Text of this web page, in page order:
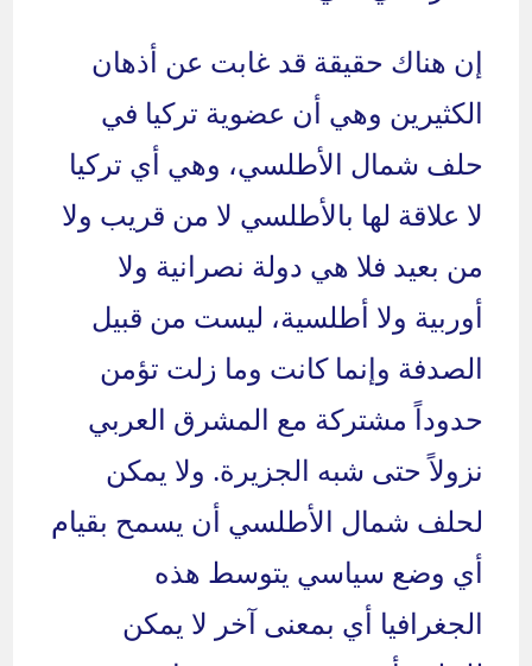
إن هناك حقيقة قد غابت عن أذهان
الكثيرين وهي أن عضوية تركيا في
حلف شمال الأطلسي، وهي أي تركيا
لا علاقة لها بالأطلسي لا من قريب ولا
من بعيد فلا هي دولة نصرانية ولا
أوربية ولا أطلسية، ليست من قبيل
الصدفة وإنما كانت وما زلت تؤمن
حدوداً مشتركة مع المشرق العربي
نزولاً حتى شبه الجزيرة. ولا يمكن
لحلف شمال الأطلسي أن يسمح بقيام
أي وضع سياسي يتوسط هذه
الجغرافيا أي بمعنى آخر لا يمكن